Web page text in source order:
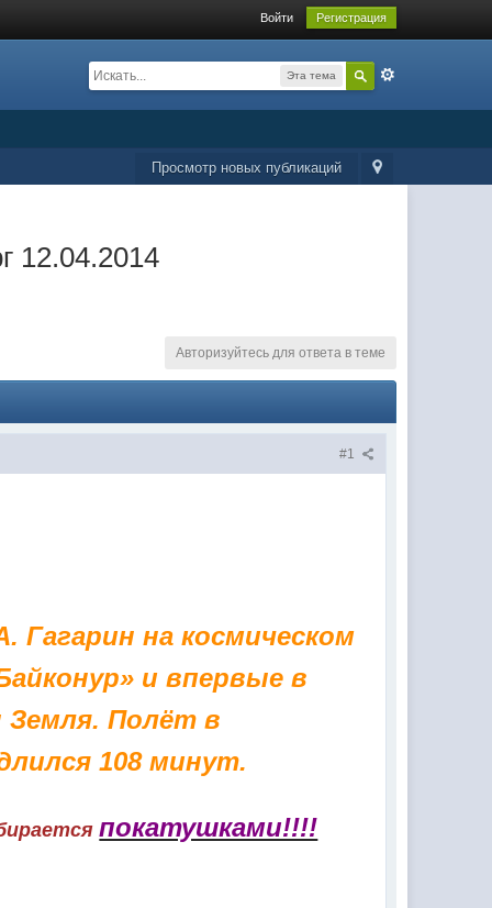
Войти Регистрация
Эта тема
Просмотр новых публикаций
12.04.2014
Авторизуйтесь для ответа в теме
#1
Гагарин на космическом
и впервые в
Полёт в
108 минут.
покатушками!!!!